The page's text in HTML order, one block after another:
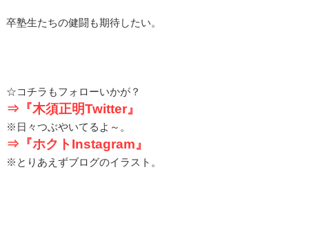
卒塾生たちの健闘も期待したい。
☆コチラもフォローいかが？
⇒『木須正明Twitter』
※日々つぶやいてるよ～。
⇒『ホクトInstagram』
※とりあえずブログのイラスト。